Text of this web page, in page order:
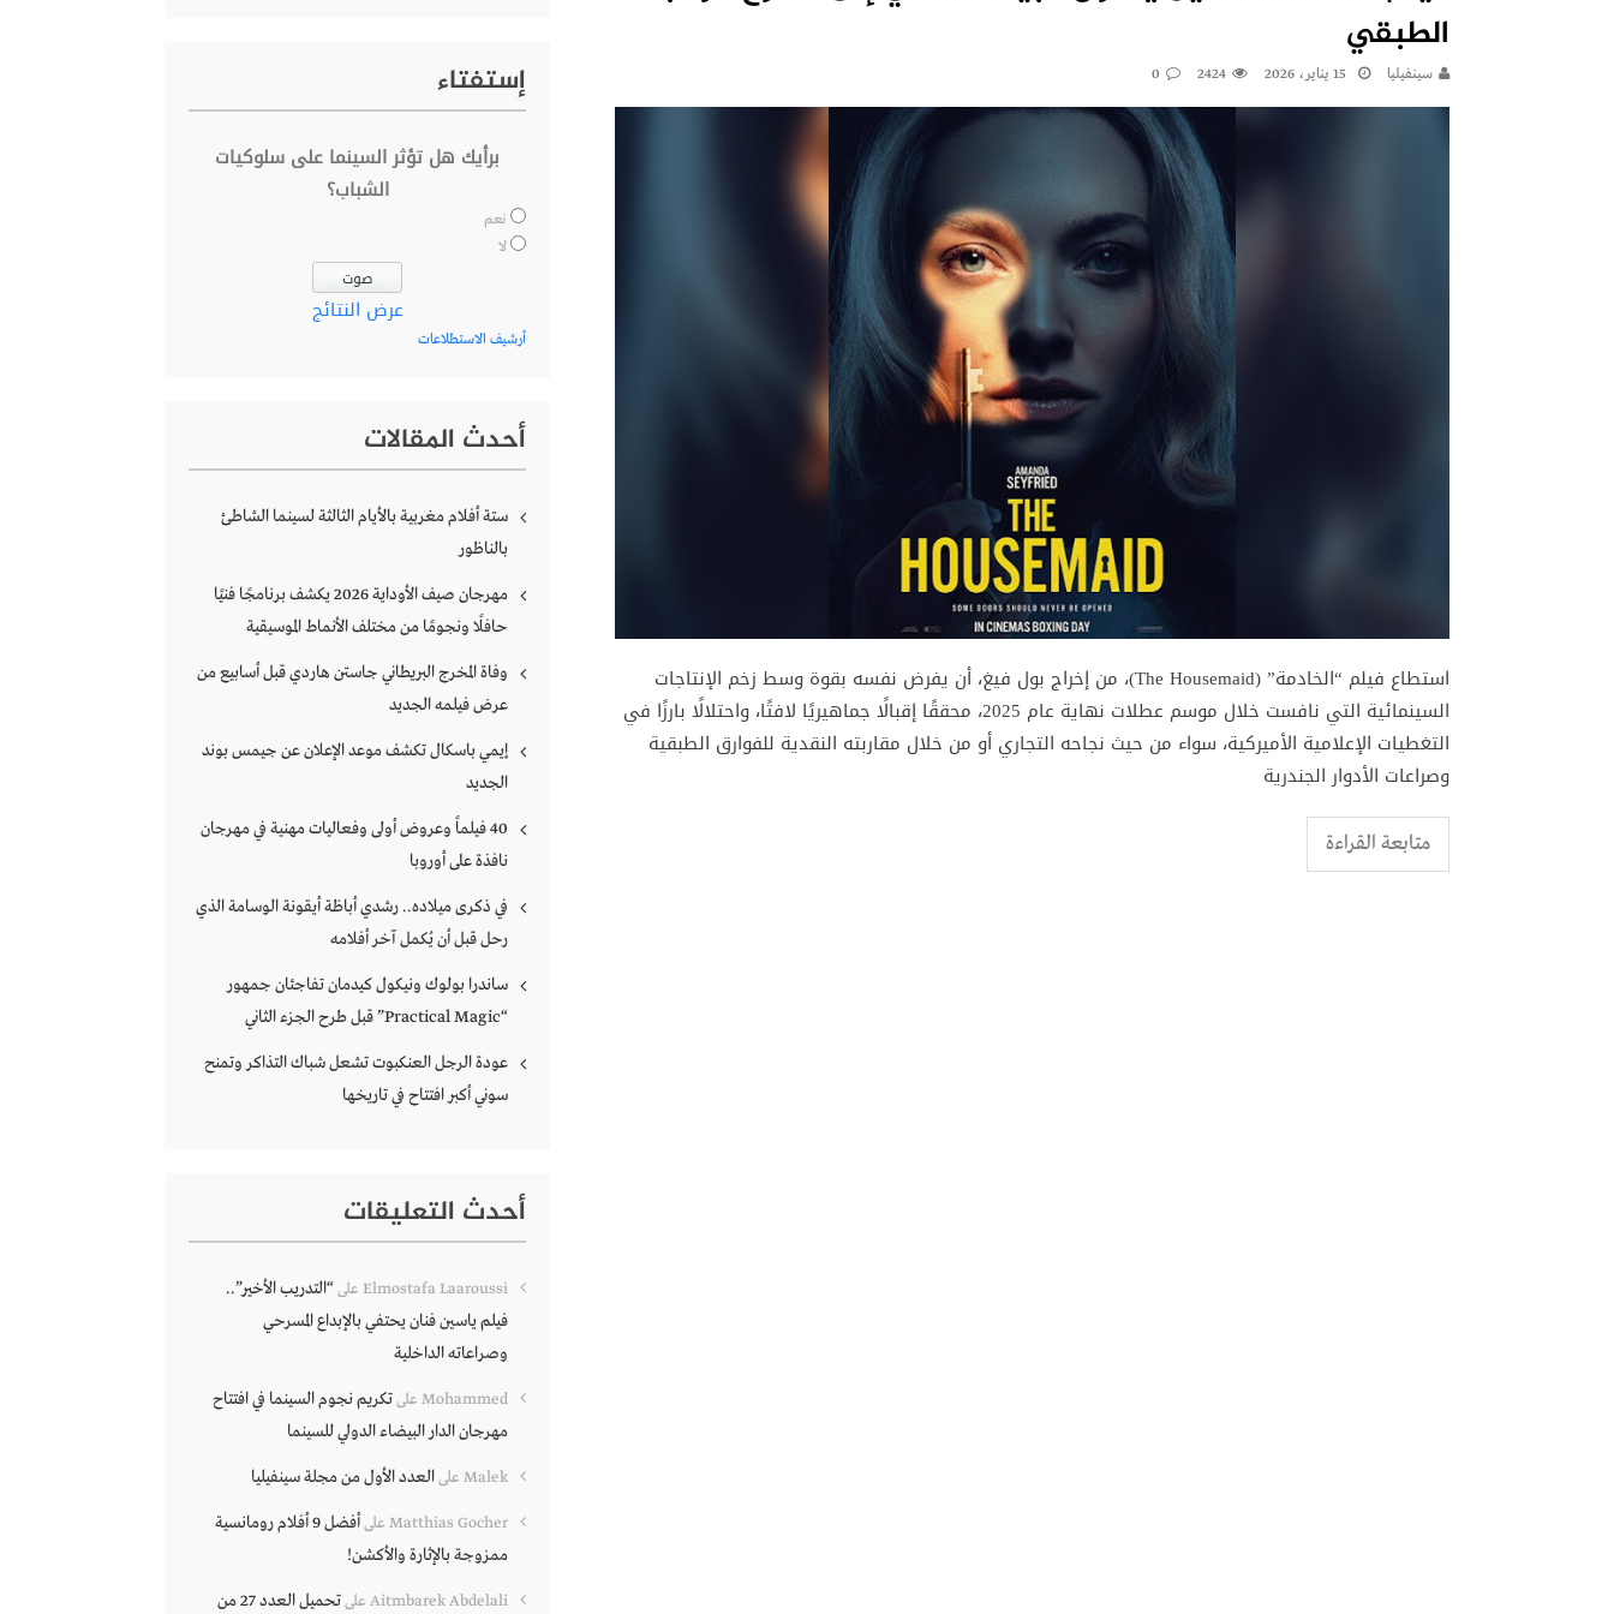
الطبقي
سينفيليا 15 يناير، 2026 2424
0
استطاع فيلم “الخادمة” (The Housemaid)، من إخراج بول فيغ، أن يفرض نفسه بقوة وسط زخم الإنتاجات
السينمائية التي نافست خلال موسم عطلات نهاية عام 2025، محققًا إقبالًا جماهيريًا لافتًا، واحتلالًا بارزًا في
التغطيات الإعلامية الأميركية، سواء من حيث نجاحه التجاري أو من خلال مقاربته النقدية للفوارق الطبقية
وصراعات الأدوار الجندرية
متابعة القراءة
إستفتاء
برأيك هل تؤثر السينما على سلوكيات
الشباب؟
نعم
لا
عرض النتائج
أرشيف الاستطلاعات
أحدث المقالات
ستة أفلام مغربية بالأيام الثالثة لسينما الشاطئ
بالناظور
مهرجان صيف الأوداية 2026 يكشف برنامجًا فنيًا
حافلًا ونجومًا من مختلف الأنماط الموسيقية
وفاة المخرج البريطاني جاستن هاردي قبل أسابيع من
عرض فيلمه الجديد
إيمي باسكال تكشف موعد الإعلان عن جيمس بوند
الجديد
40 فيلماً وعروض أولى وفعاليات مهنية في مهرجان
نافذة على أوروبا
في ذكرى ميلاده.. رشدي أباظة أيقونة الوسامة الذي
رحل قبل أن يُكمل آخر أفلامه
ساندرا بولوك ونيكول كيدمان تفاجئان جمهور
“Practical Magic” قبل طرح الجزء الثاني
عودة الرجل العنكبوت تشعل شباك التذاكر وتمنح
سوني أكبر افتتاح في تاريخها
أحدث التعليقات
Elmostafa Laaroussi على“التدريب الأخير”..
فيلم ياسين فنان يحتفي بالإبداع المسرحي
وصراعاته الداخلية
Mohammed علىتكريم نجوم السينما في افتتاح
مهرجان الدار البيضاء الدولي للسينما
Malek علىالعدد الأول من مجلة سينفيليا
Matthias Gocher على
أفضل 9 أفلام رومانسية
ممزوجة بالإثارة والأكشن!
Aitmbarek Abdelali على
تحميل العدد 27 من